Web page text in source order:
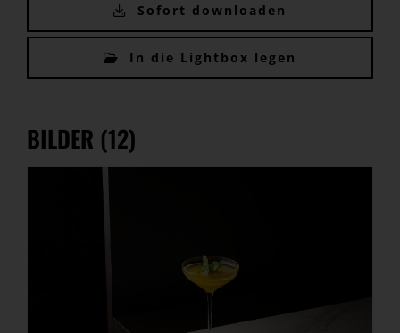
Sofort downloaden
In die Lightbox legen
BILDER (12)